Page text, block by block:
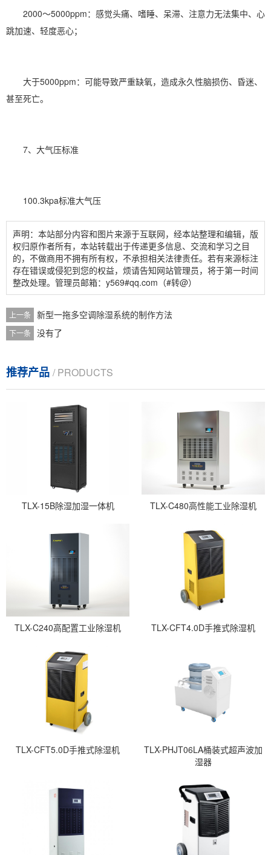
2000～5000ppm：感觉头痛、嗜睡、呆滞、注意力无法集中、心
跳加速、轻度恶心；
大于5000ppm：可能导致严重缺氧，造成永久性脑损伤、昏迷、
甚至死亡。
7、大气压标准
100.3kpa标准大气压
声明：本站部分内容和图片来源于互联网，经本站整理和编辑，版
权归原作者所有，本站转载出于传递更多信息、交流和学习之目
的，不做商用不拥有所有权，不承担相关法律责任。若有来源标注
存在错误或侵犯到您的权益，烦请告知网站管理员，将于第一时间
整改处理。管理员邮箱：y569#qq.com（#转@）
上一条 新型一拖多空调除湿系统的制作方法
下一条 没有了
推荐产品 / PRODUCTS
TLX-15B除湿加湿一体机 TLX-C480高性能工业除湿机
TLX-C240高配置工业除湿机 TLX-CFT4.0D手推式除湿机
TLX-CFT5.0D手推式除湿机
TLX-PHJT06LA桶装式超声波加
湿器